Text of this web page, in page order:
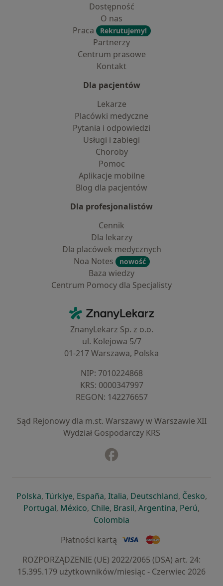
Dostępność
O nas
Praca
Rekrutujemy!
Partnerzy
Centrum prasowe
Kontakt
Dla pacjentów
Lekarze
Placówki medyczne
Pytania i odpowiedzi
Usługi i zabiegi
Choroby
Pomoc
Aplikacje mobilne
Blog dla pacjentów
Dla profesjonalistów
Cennik
Dla lekarzy
Dla placówek medycznych
Noa Notes
nowość
Baza wiedzy
Centrum Pomocy dla Specjalisty
ZnanyLekarz - Strona główna
ZnanyLekarz Sp. z o.o.
ul. Kolejowa 5/7
01-217 Warszawa, Polska
NIP: ⁠7010224868
KRS: ⁠0000347997
REGON: ⁠142276657
Sąd Rejonowy dla m.st. Warszawy w Warszawie XII
Wydział Gospodarczy KRS
Polskaotwiera się w nowej karcie
, Türkiyeotwiera się w nowej karcie
, Españaotwiera się w nowej karcie
, Italiaotwiera się w nowej
, Deutschlandotwiera się
, Česko,
Portugalotwiera się w nowej karcie
, Méxicootwiera się w nowej karcie
, Chileotwiera się w nowej karcie
, Brasilotwiera się w nowej
, Argentinaotwiera się
, Perú,
Colombia
Płatności kartą
ROZPORZĄDZENIE (UE) 2022/2065 (DSA) art. 24:
15.395.179 użytkowników/miesiąc - Czerwiec 2026